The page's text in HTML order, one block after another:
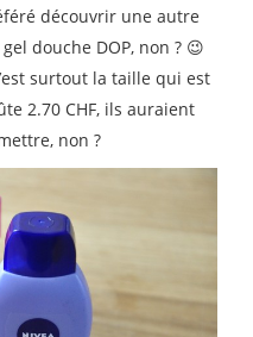
découvrir une autre
douche DOP, non ? 😉
surtout la taille qui est
2.70 CHF, ils auraient
non ?